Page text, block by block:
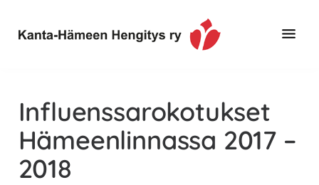
pääsisältöön
ensisijaiseen
alatunnisteeseen
Hämeen
Hengitys
ry
tietoa,
erityisesti
jos
sinua
Influenssarokotukset
Hämeenlinnassa 2017 –
2018